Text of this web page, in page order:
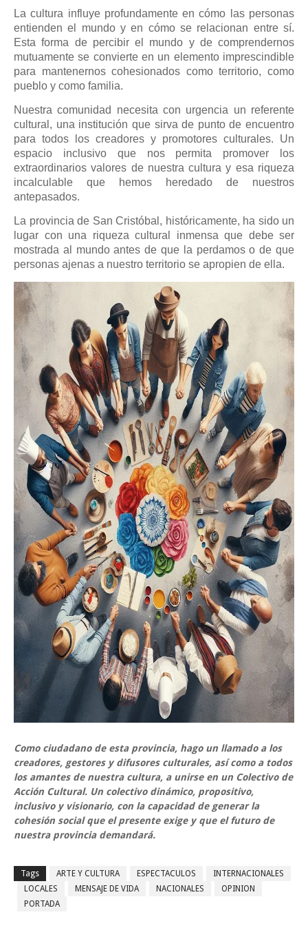
La cultura influye profundamente en cómo las personas
entienden el mundo y en cómo se relacionan entre sí.
Esta forma de percibir el mundo y de comprendernos
mutuamente se convierte en un elemento imprescindible
para mantenernos cohesionados como territorio, como
pueblo y como familia.
Nuestra comunidad necesita con urgencia un referente
cultural, una institución que sirva de punto de encuentro
para todos los creadores y promotores culturales. Un
espacio inclusivo que nos permita promover los
extraordinarios valores de nuestra cultura y esa riqueza
incalculable que hemos heredado de nuestros
antepasados.
La provincia de San Cristóbal, históricamente, ha sido un
lugar con una riqueza cultural inmensa que debe ser
mostrada al mundo antes de que la perdamos o de que
personas ajenas a nuestro territorio se apropien de ella.
Como ciudadano de esta provincia, hago un llamado a los
creadores, gestores y difusores culturales, así como a todos
los amantes de nuestra cultura, a unirse en un Colectivo de
Acción Cultural. Un colectivo dinámico, propositivo,
inclusivo y visionario, con la capacidad de generar la
cohesión social que el presente exige y que el futuro de
nuestra provincia demandará.
Tags ARTE Y CULTURA ESPECTACULOS
INTERNACIONALES
LOCALES
MENSAJE DE VIDA NACIONALES
OPINION
PORTADA